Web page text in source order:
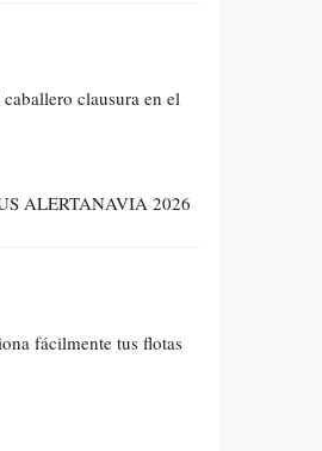
clausura en el
ALERTANAVIA 2026
fácilmente tus flotas